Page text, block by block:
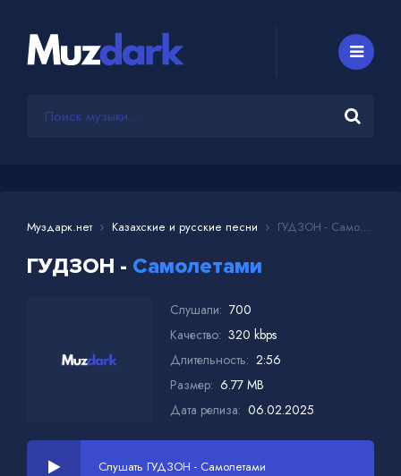
Муздарк.нет Казахские и русские песни ГУДЗОН - Самолетами
ГУДЗОН - Самолетами
Слушали: 700
Качество: 320 kbps
Длительность: 2:56
Размер: 6.77 MB
Дата релиза: 06.02.2025
Слушать ГУДЗОН - Самолетами